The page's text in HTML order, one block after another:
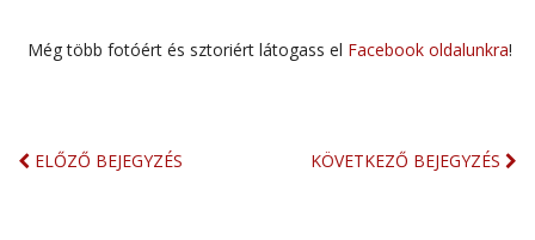
Még több fotóért és sztoriért látogass el Facebook oldalunkra!
ELŐZŐ BEJEGYZÉS KÖVETKEZŐ BEJEGYZÉS